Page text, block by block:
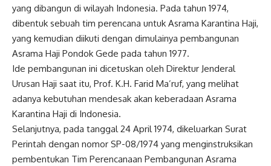
yang dibangun di wilayah Indonesia. Pada tahun 1974,
dibentuk sebuah tim perencana untuk Asrama Karantina Haji,
yang kemudian diikuti dengan dimulainya pembangunan
Asrama Haji Pondok Gede pada tahun 1977.
Ide pembangunan ini dicetuskan oleh Direktur Jenderal
Urusan Haji saat itu, Prof. K.H. Farid Ma’ruf, yang melihat
adanya kebutuhan mendesak akan keberadaan Asrama
Karantina Haji di Indonesia.
Selanjutnya, pada tanggal 24 April 1974, dikeluarkan Surat
Perintah dengan nomor SP-08/1974 yang menginstruksikan
pembentukan Tim Perencanaan Pembangunan Asrama